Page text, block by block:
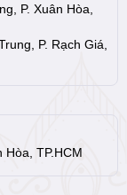
P. Xuân Hòa,
P. Rạch Giá,
Hòa, TP.HCM